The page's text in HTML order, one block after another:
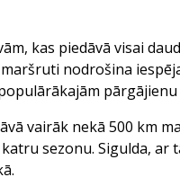
kas piedāvā visai
nodrošina
vairāk nekā 500 km
sezonu. Sigulda, ar